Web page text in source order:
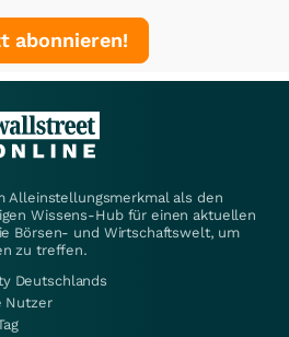
abonnieren!
Alleinstellungsmerkmal als den
Wissens-Hub für einen aktuellen
Börsen- und Wirtschaftswelt, um
zu treffen.
Deutschlands
Nutzer